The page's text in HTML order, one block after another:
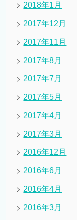
2018年1月
2017年12月
2017年11月
2017年8月
2017年7月
2017年5月
2017年4月
2017年3月
2016年12月
2016年6月
2016年4月
2016年3月